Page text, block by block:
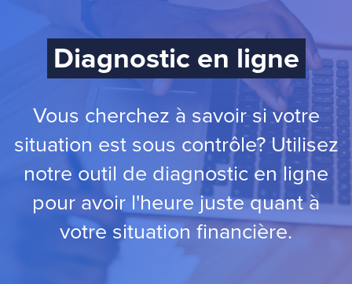
Diagnostic en ligne
Vous cherchez à savoir si votre
situation est sous contrôle? Utilisez
notre outil de diagnostic en ligne
pour avoir l'heure juste quant à
votre situation financière.